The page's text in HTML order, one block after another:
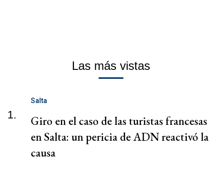
Las más vistas
1.
Salta
Giro en el caso de las turistas francesas
en Salta: un pericia de ADN reactivó la
causa